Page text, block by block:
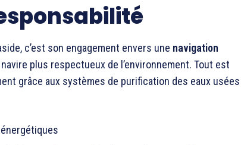
c’est son engagement envers une navigation
plus respectueux de l’environnement. Tout est
grâce aux systèmes de purification des eaux usées